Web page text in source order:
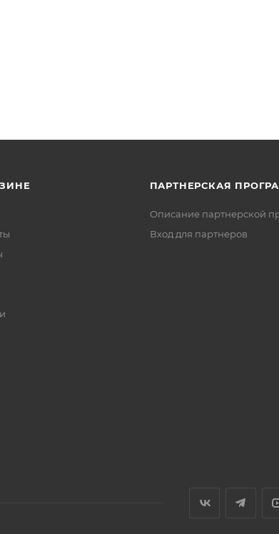
ПАРТНЕРСКАЯ
Описание партнерской
Вход для партнеров